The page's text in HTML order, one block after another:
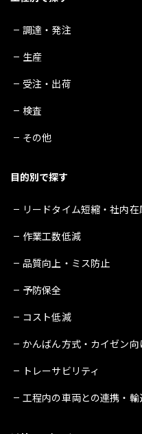
調達・発注
生産
受注・出荷
検査
その他
目的別で探す
リードタイム短縮・社内
作業工数低減
品質向上・ミス防止
予防保全
コスト低減
かんばん方式・カイゼン
トレーサビリティ
工程内の車両との連携・輸